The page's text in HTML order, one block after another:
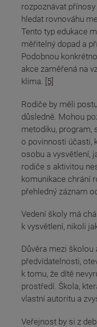
rozpoznávat
hledat rovnováhu
Tento typ edukace
měřitelný dopad a
Podobnou
akce zaměřená na
klima. [5]
Rodiče by měli
důsledně. Mohou
metodiku, program,
o povinnosti účasti,
osobu a vysvětlení,
rodiče s aktivitou
komunikace chrání
přehledný záznam
Vedení školy má
k vysvětlení, nikoli
Důvěra mezi školou
předvídatelnosti,
k tomu, že dítě
prostředí. Škola,
vlastní autoritu a
Veřejnost by si z